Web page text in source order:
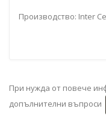
Производство: Inter
При нужда от повече
допълнителни въпроси